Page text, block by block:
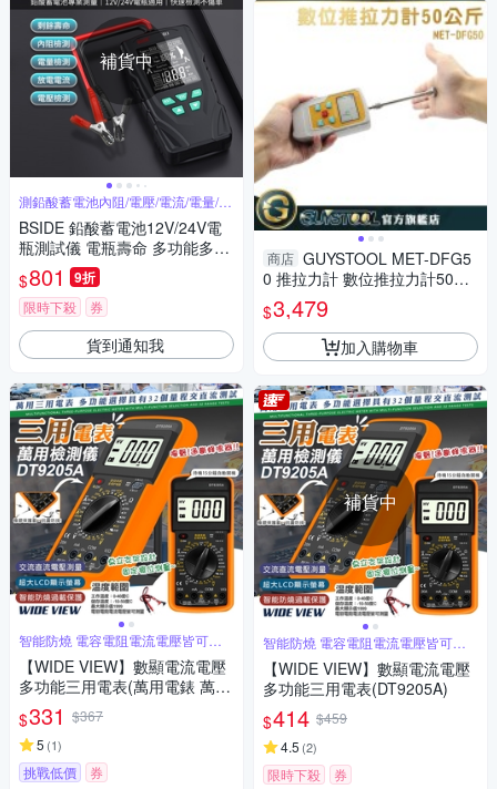
補貨中
測鉛酸蓄電池內阻/電壓/電流/電量/壽
命
BSIDE 鉛酸蓄電池12V/24V電
瓶測試儀 電瓶壽命 多功能多款
檢測儀 Q11（汽機電瓶偵測器
電瓶電流容量測試）
$801 9折
限時下殺 券
貨到通知我
智能防燒 電容電阻電流電壓皆可測
量
【WIDE VIEW】數顯電流電壓
多功能三用電表(萬用電錶 萬能
電表 電壓表 電壓測量 電容表/D
T9205A)
$331 $367
5 (1)
挑戰低價 券
商店 GUYSTOOL MET-DFG5
0 推拉力計 數位推拉力計50公
斤 測推力 拉力測試 拉推 拉力
計 推拉壓 附5探頭
$3,479
加入購物車
補貨中
智能防燒 電容電阻電流電壓皆可測
量
【WIDE VIEW】數顯電流電壓
多功能三用電表(DT9205A)
$414 $459
4.5 (2)
限時下殺 券